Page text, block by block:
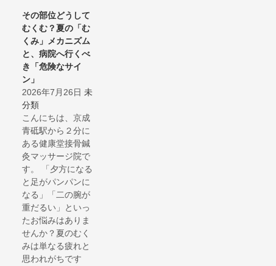
その部位どうして
むくむ？夏の「む
くみ」メカニズム
と、病院へ行くべ
き「危険なサイ
ン」
2026年7月26日 未
分類
こんにちは、京成
青砥駅から２分に
ある健康堂接骨鍼
灸マッサージ院で
す。 「夕方になる
と足がパンパンに
なる」「二の腕が
重だるい」といっ
たお悩みはありま
せんか？夏のむく
みは単なる疲れと
思われがちです